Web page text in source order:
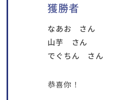
獲勝者
なあお さん
山芋 さん
でぐちん さん
恭喜你！